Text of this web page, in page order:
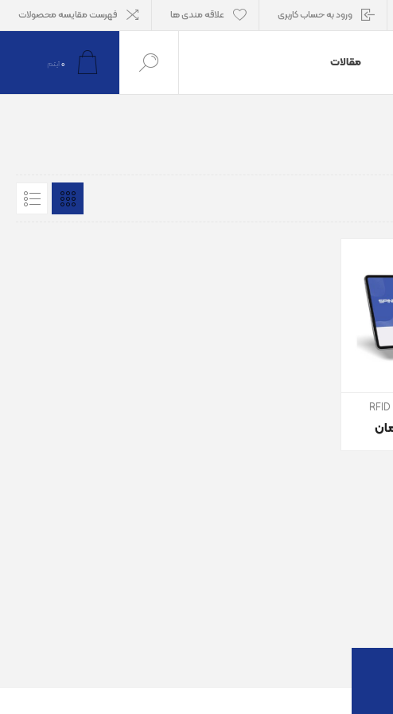
ورود به حساب کاربری علاقه مندی ها فهرست مقایسه محصولات
مقالات 0آیتم